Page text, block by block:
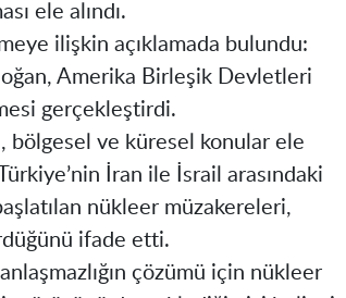
ele alındı.
ilişkin açıklamada bulundu:
Amerika Birleşik Devletleri
gerçekleştirdi.
bölgesel ve küresel konular ele
İran ile İsrail arasındaki
nükleer müzakereleri,
ifade etti.
çözümü için nükleer